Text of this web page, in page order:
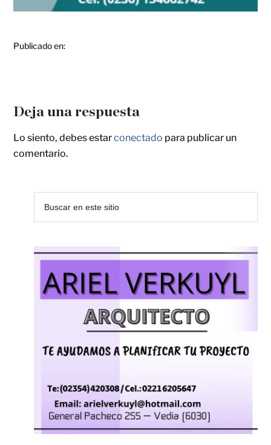
Publicado en:
Deja una respuesta
Lo siento, debes estarconectado para publicar un
comentario.